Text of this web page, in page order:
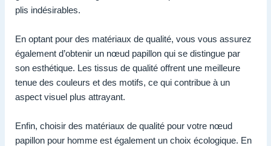
plis indésirables.
En optant pour des matériaux de qualité, vous vous assurez
également d’obtenir un nœud papillon qui se distingue par
son esthétique. Les tissus de qualité offrent une meilleure
tenue des couleurs et des motifs, ce qui contribue à un
aspect visuel plus attrayant.
Enfin, choisir des matériaux de qualité pour votre nœud
papillon pour homme est également un choix écologique. En